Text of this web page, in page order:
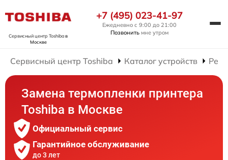
Сервисный центр Toshibaв
Москве
+7 (495) 023-41-97
Ежедневно с 9:00 до 21:00
Позвонить мне утром
Сервисный центр Toshiba Каталог устройств
Замена термопленки принтера
Toshiba в Москве
Официальный сервис
Гарантийное обслуживание
до 3 лет